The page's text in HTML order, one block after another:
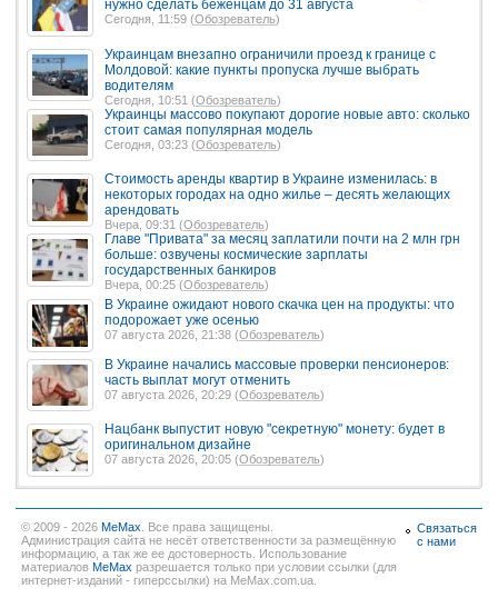
нужно сделать беженцам до 31 августа
Сегодня, 11:59 (Обозреватель)
Украинцам внезапно ограничили проезд к границе с
Молдовой: какие пункты пропуска лучше выбрать
водителям
Сегодня, 10:51 (Обозреватель)
Украинцы массово покупают дорогие новые авто: сколько
стоит самая популярная модель
Сегодня, 03:23 (Обозреватель)
Стоимость аренды квартир в Украине изменилась: в
некоторых городах на одно жилье – десять желающих
арендовать
Вчера, 09:31 (Обозреватель)
Главе "Привата" за месяц заплатили почти на 2 млн грн
больше: озвучены космические зарплаты
государственных банкиров
Вчера, 00:25 (Обозреватель)
В Украине ожидают нового скачка цен на продукты: что
подорожает уже осенью
07 августа 2026, 21:38 (Обозреватель)
В Украине начались массовые проверки пенсионеров:
часть выплат могут отменить
07 августа 2026, 20:29 (Обозреватель)
Нацбанк выпустит новую "секретную" монету: будет в
оригинальном дизайне
07 августа 2026, 20:05 (Обозреватель)
© 2009 - 2026 MeMax . Все права защищены.
Администрация сайта не несёт ответственности за размещённую
информацию, а так же ее достоверность. Использование
материалов MeMax разрешается только при условии ссылки (для
интернет-изданий - гиперссылки) на MeMax.com.ua.
Связаться
с нами